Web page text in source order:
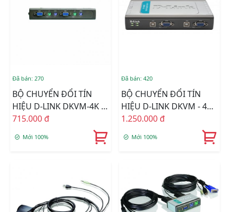
Đã bán: 270
BỘ CHUYỂN ĐỔI TÍN
HIỆU D-LINK DKVM-4K 4
Port PS/2
715.000 đ
Mới 100%
Đã bán: 420
BỘ CHUYỂN ĐỔI TÍN
HIỆU D-LINK DKVM - 4U
4Port USB
1.250.000 đ
Mới 100%